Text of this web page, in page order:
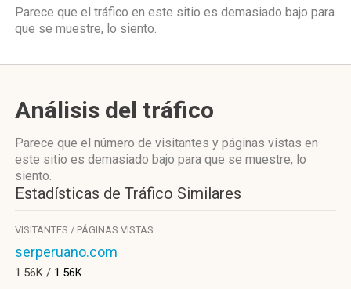
Parece que el tráfico en este sitio es demasiado bajo para
que se muestre, lo siento.
Análisis del tráfico
Parece que el número de visitantes y páginas vistas en
este sitio es demasiado bajo para que se muestre, lo
siento.
Estadísticas de Tráfico Similares
VISITANTES / PÁGINAS VISTAS
serperuano.com
1.56K / 1.56K